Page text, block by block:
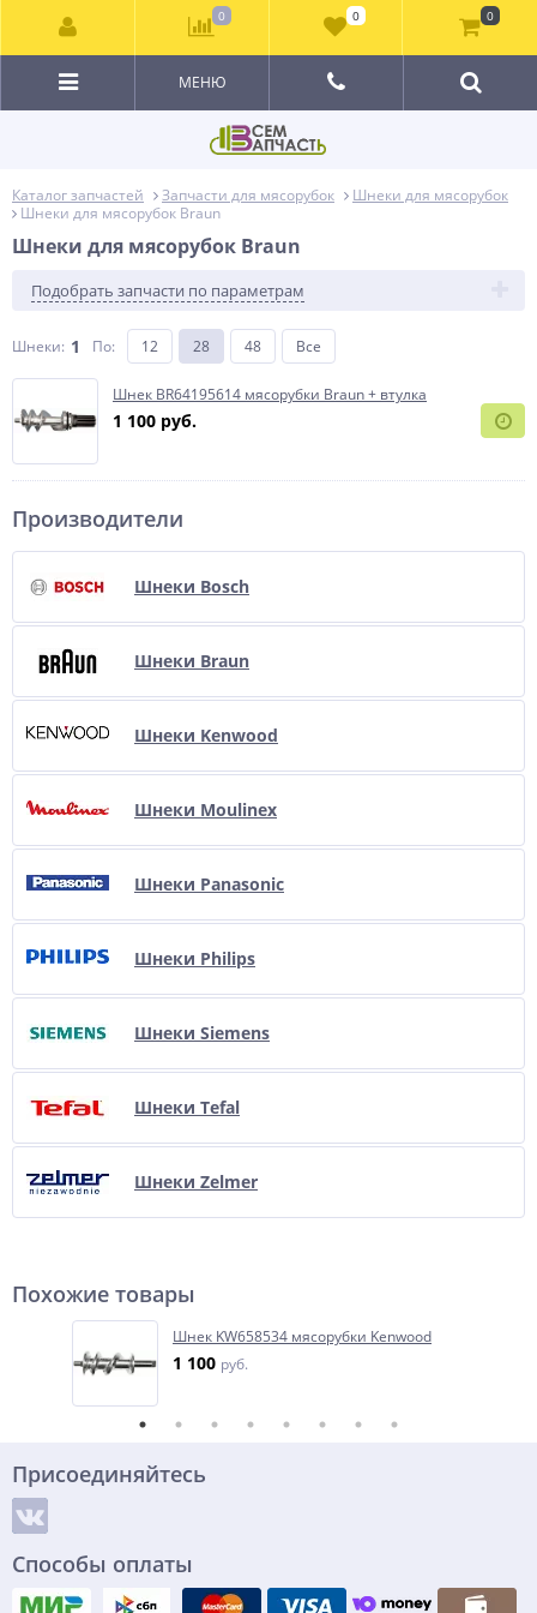
МЕНЮ
Каталог запчастей Запчасти для мясорубок
Шнеки для мясорубок
Шнеки для мясорубок Braun
Шнеки для мясорубок Braun
Подобрать запчасти по параметрам
Шнеки: 1 По: 12 28 48 Все
Шнек BR64195614 мясорубки Braun + втулка
1 100 руб.
Производители
Шнеки Bosch
Шнеки Braun
Шнеки Kenwood
Шнеки Moulinex
Шнеки Panasonic
Шнеки Philips
Шнеки Siemens
Шнеки Tefal
Шнеки Zelmer
Похожие товары
Шнек KW658534 мясорубки Kenwood
1 100 руб.
Присоединяйтесь
Способы оплаты
0 0 0